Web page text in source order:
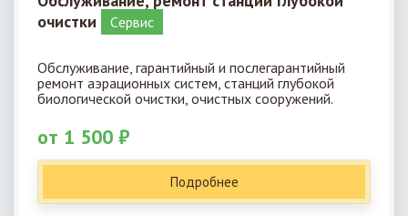
очистки
Cервис
Обслуживание, гарантийный и послегарантийный
ремонт аэрационных систем, станций глубокой
биологической очистки, очистных сооружений.
от 1 500 ₽
Подробнее